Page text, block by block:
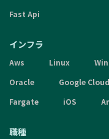
Fast Api
インフラ
Aws Linux
Oracle
Google
Fargate
iOS
職種